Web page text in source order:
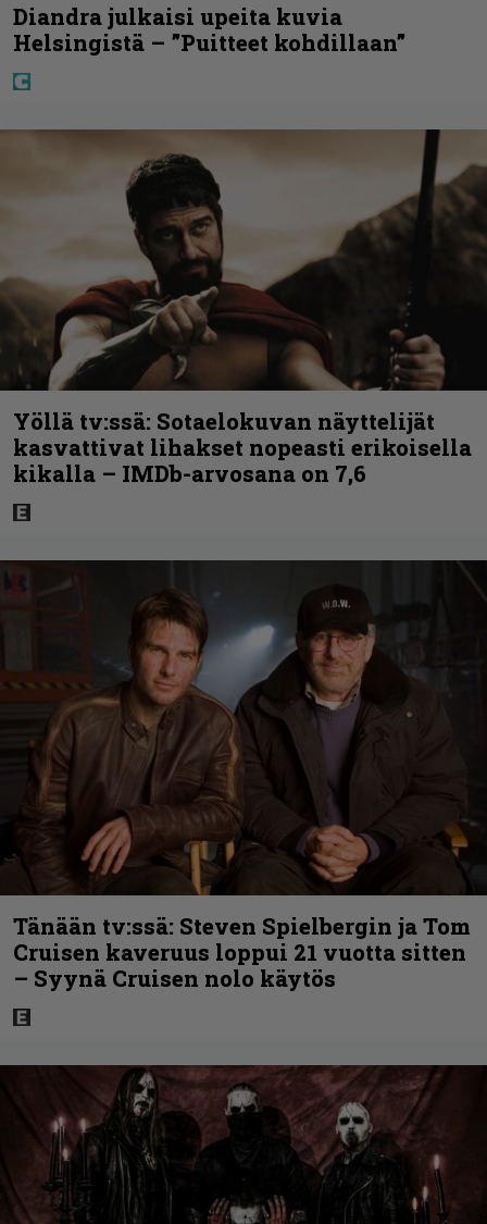
Diandra julkaisi upeita kuvia
Helsingistä – ”Puitteet kohdillaan”
Yöllä tv:ssä: Sotaelokuvan näyttelijät
kasvattivat lihakset nopeasti erikoisella
kikalla – IMDb-arvosana on 7,6
Tänään tv:ssä: Steven Spielbergin ja Tom
Cruisen kaveruus loppui 21 vuotta sitten
– Syynä Cruisen nolo käytös